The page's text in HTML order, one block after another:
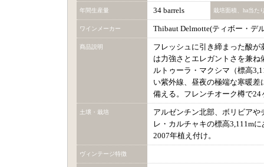
年間生産量 34 barrels 栽培面積、ha当た
ワインメーカー Thibaut Delmotte(ティボー・デ
商品説明
フレッシュに引き締まった酸
は力強さとエレガントさを兼
ルトゥーラ・マクシマ（標高
い紫外線、昼夜の極端な寒暖
備える。フレンチオーク樽で24
土壌・栽培
アルゼンチン北部、ボリビア
レ・カルチャキの標高3,111m
2007年植え付け。
ヴィンテージ特徴